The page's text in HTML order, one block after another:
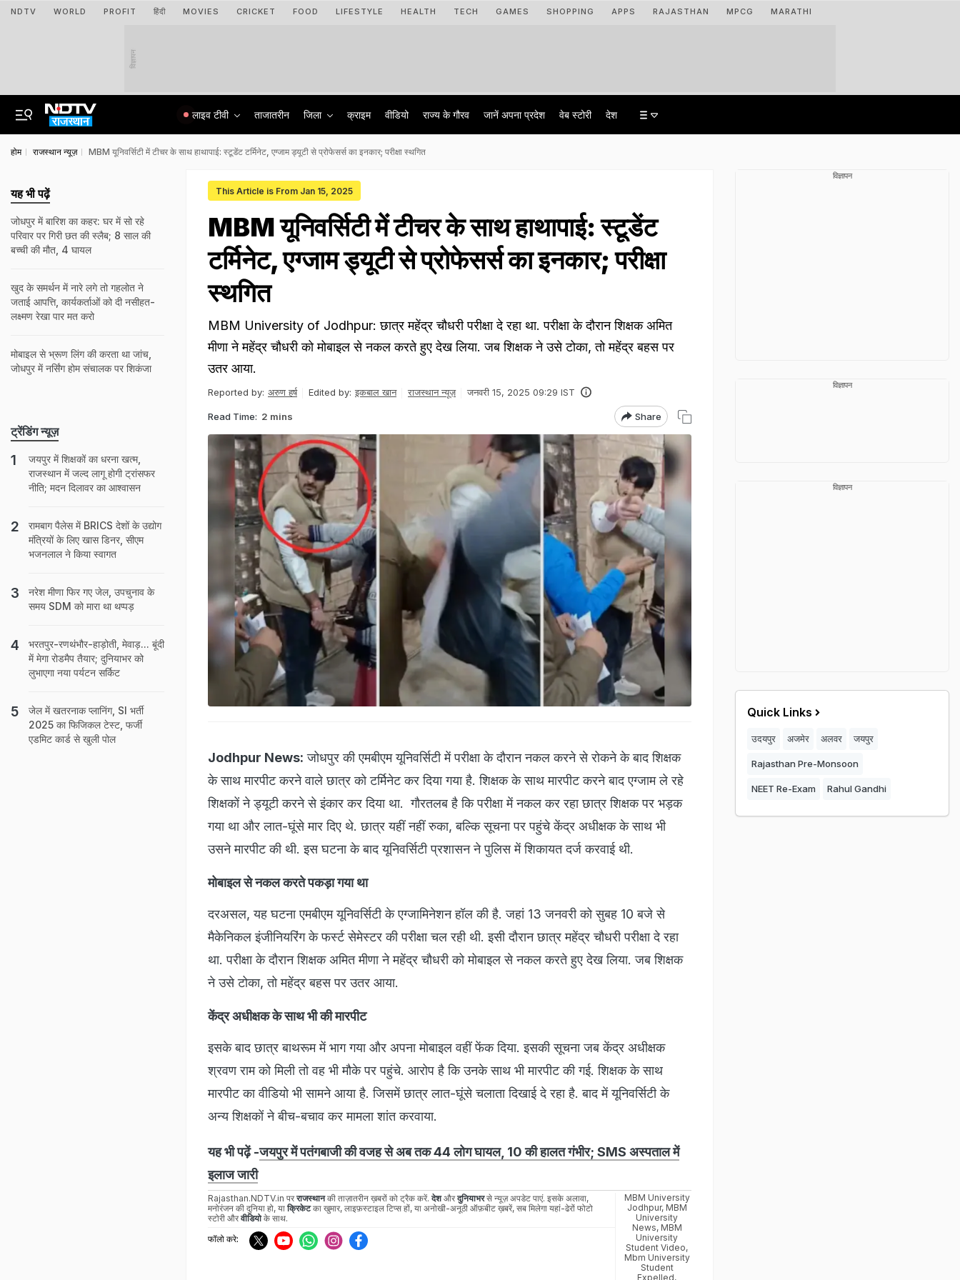
NDTV WORLD PROFIT हिंदी MOVIES CRICKET FOOD LIFESTYLE HEALTH TECH GAMES SHOPPING APPS RAJASTHAN MPCG MARATHI
विज्ञापन
लाइव टीवी ताजातरीन जिला क्राइम वीडियो राज्‍य के गौरव जानें अपना प्रदेश वेब स्टोरी देश
होम राजस्थान न्यूज़ MBM यूनिवर्सिटी में टीचर के साथ हाथापाई: स्टूडेंट टर्मिनेट, एग्जाम ड्यूटी से प्रोफेसर्स का इनकार; परीक्षा स्थगित
This Article is From Jan 15, 2025
MBM यूनिवर्सिटी में टीचर के साथ हाथापाई: स्टूडेंट
टर्मिनेट, एग्जाम ड्यूटी से प्रोफेसर्स का इनकार; परीक्षा
स्थगित
MBM University of Jodhpur: छात्र महेंद्र चौधरी परीक्षा दे रहा था. परीक्षा के दौरान शिक्षक अमित
मीणा ने महेंद्र चौधरी को मोबाइल से नकल करते हुए देख लिया. जब शिक्षक ने उसे टोका, तो महेंद्र बहस पर
उतर आया.
Reported by: अरुण हर्ष Edited by: इकबाल खान राजस्थान न्यूज़ जनवरी 15, 2025 09:29 IST
Read Time: 2 mins Share
Jodhpur News: जोधपुर की एमबीएम यूनिवर्सिटी में परीक्षा के दौरान नकल करने से रोकने के बाद शिक्षक
के साथ मारपीट करने वाले छात्र को टर्मिनेट कर दिया गया है. शिक्षक के साथ मारपीट करने बाद एग्जाम ले रहे
शिक्षकों ने ड्यूटी करने से इंकार कर दिया था. गौरतलब है कि परीक्षा में नकल कर रहा छात्र शिक्षक पर भड़क
गया था और लात-घूंसे मार दिए थे. छात्र यहीं नहीं रुका, बल्कि सूचना पर पहुंचे केंद्र अधीक्षक के साथ भी
उसने मारपीट की थी. इस घटना के बाद यूनिवर्सिटी प्रशासन ने पुलिस में शिकायत दर्ज करवाई थी.
मोबाइल से नकल करते पकड़ा गया था
दरअसल, यह घटना एमबीएम यूनिवर्सिटी के एग्जामिनेशन हॉल की है. जहां 13 जनवरी को सुबह 10 बजे से
मैकेनिकल इंजीनियरिंग के फर्स्ट सेमेस्टर की परीक्षा चल रही थी. इसी दौरान छात्र महेंद्र चौधरी परीक्षा दे रहा
था. परीक्षा के दौरान शिक्षक अमित मीणा ने महेंद्र चौधरी को मोबाइल से नकल करते हुए देख लिया. जब शिक्षक
ने उसे टोका, तो महेंद्र बहस पर उतर आया.
केंद्र अधीक्षक के साथ भी की मारपीट
इसके बाद छात्र बाथरूम में भाग गया और अपना मोबाइल वहीं फेंक दिया. इसकी सूचना जब केंद्र अधीक्षक
श्रवण राम को मिली तो वह भी मौके पर पहुंचे. आरोप है कि उनके साथ भी मारपीट की गई. शिक्षक के साथ
मारपीट का वीडियो भी सामने आया है. जिसमें छात्र लात-घूंसे चलाता दिखाई दे रहा है. बाद में यूनिवर्सिटी के
अन्य शिक्षकों ने बीच-बचाव कर मामला शांत करवाया.
यह भी पढ़ें -जयपुर में पतंगबाजी की वजह से अब तक 44 लोग घायल, 10 की हालत गंभीर; SMS अस्पताल में
इलाज जारी
Rajasthan.NDTV.in परराजस्थानकी ताज़ातरीन ख़बरों को ट्रैक करें. देशऔरदुनियाभरसे न्यूज़ अपडेट पाएं. इसके अलावा,
मनोरंजन की दुनिया हो, या क्रिकेटका खुमार, लाइफ़स्टाइल टिप्स हों, या अनोखी-अनूठी ऑफ़बीट ख़बरें, सब मिलेगा यहां-ढेरों फोटो
स्टोरी औरवीडियोके साथ.
फॉलो करे:
MBM University
Jodhpur, MBM
University
News, MBM
University
Student Video,
Mbm University
Student
Expelled,
यह भी पढ़ें
जोधपुर में बारिश का कहर: घर में सो रहे
परिवार पर गिरी छत की स्लैब; 8 साल की
बच्ची की मौत, 4 घायल
खुद के समर्थन में नारे लगे तो गहलोत ने
जताई आपत्ति, कार्यकर्ताओं को दी नसीहत-
लक्ष्मण रेखा पार मत करो
मोबाइल से भ्रूण लिंग की करता था जांच,
जोधपुर में नर्सिंग होम संचालक पर शिकंजा
ट्रेंडिंग न्यूज़
जयपुर में शिक्षकों का धरना खत्म,
राजस्थान में जल्द लागू होगी ट्रांसफर
नीति; मदन दिलावर का आश्वासन
रामबाग पैलेस में BRICS देशों के उद्योग
मंत्रियों के लिए खास डिनर, सीएम
भजनलाल ने किया स्वागत
नरेश मीणा फिर गए जेल, उपचुनाव के
समय SDM को मारा था थप्पड़
भरतपुर-रणथंभौर-हाड़ोती, मेवाड़... बूंदी
में मेगा रोडमैप तैयार; दुनियाभर को
लुभाएगा नया पर्यटन सर्किट
जेल में खतरनाक प्लानिंग, SI भर्ती
2025 का फिजिकल टेस्ट, फर्जी
एडमिट कार्ड से खुली पोल
विज्ञापन
विज्ञापन
विज्ञापन
Quick Links
उदयपुर अजमेर अलवर जयपुर
Rajasthan Pre-Monsoon
NEET Re-Exam Rahul Gandhi